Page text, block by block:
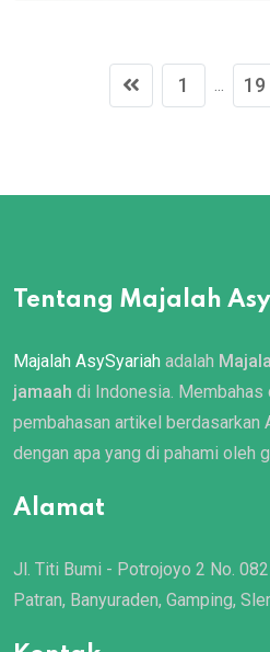
1 ... 19
Tentang Majalah
Majalah AsySyariah adalah
jamaah di Indonesia. Membahas
pembahasan artikel berdasarkan
dengan apa yang di pahami oleh
Alamat
Jl. Titi Bumi - Potrojoyo 2 No. 082
Patran, Banyuraden, Gamping,